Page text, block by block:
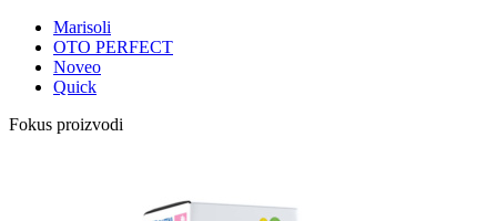
Marisoli
OTO PERFECT
Noveo
Quick
Fokus proizvodi